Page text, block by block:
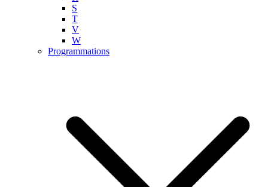
S
T
V
W
Programmations